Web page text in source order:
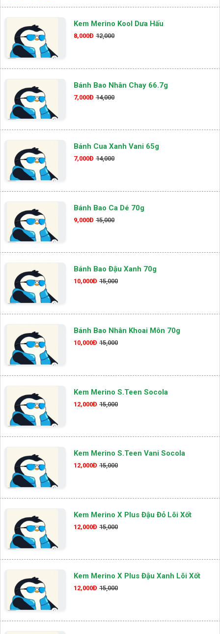
Kem Merino Kool Dưa Hấu
8,000Đ 12,000
Bánh Bao Nhân Chay 66.7g
7,000Đ 14,000
Bánh Cua Xanh Vani 65g
7,000Đ 14,000
Bánh Bao Ca Dé 70g
9,000Đ 15,000
Bánh Bao Đậu Xanh 70g
10,000Đ 15,000
Bánh Bao Nhân Khoai Môn 70g
10,000Đ 15,000
Kem Merino S.teen Socola
12,000Đ 15,000
Kem Merino S.teen Vani Socola
12,000Đ 15,000
Kem Merino X Plus Đậu Đỏ Lõi Xốt
12,000Đ 15,000
Kem Merino X Plus Đậu Xanh Lõi Xốt
12,000Đ 15,000